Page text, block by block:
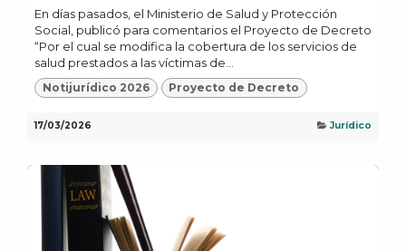
En días pasados, el Ministerio de Salud y Protección
Social, publicó para comentarios el Proyecto de Decreto
“Por el cual se modifica la cobertura de los servicios de
salud prestados a las víctimas de...
Notijurídico 2026 Proyecto de Decreto
17/03/2026 Jurídico